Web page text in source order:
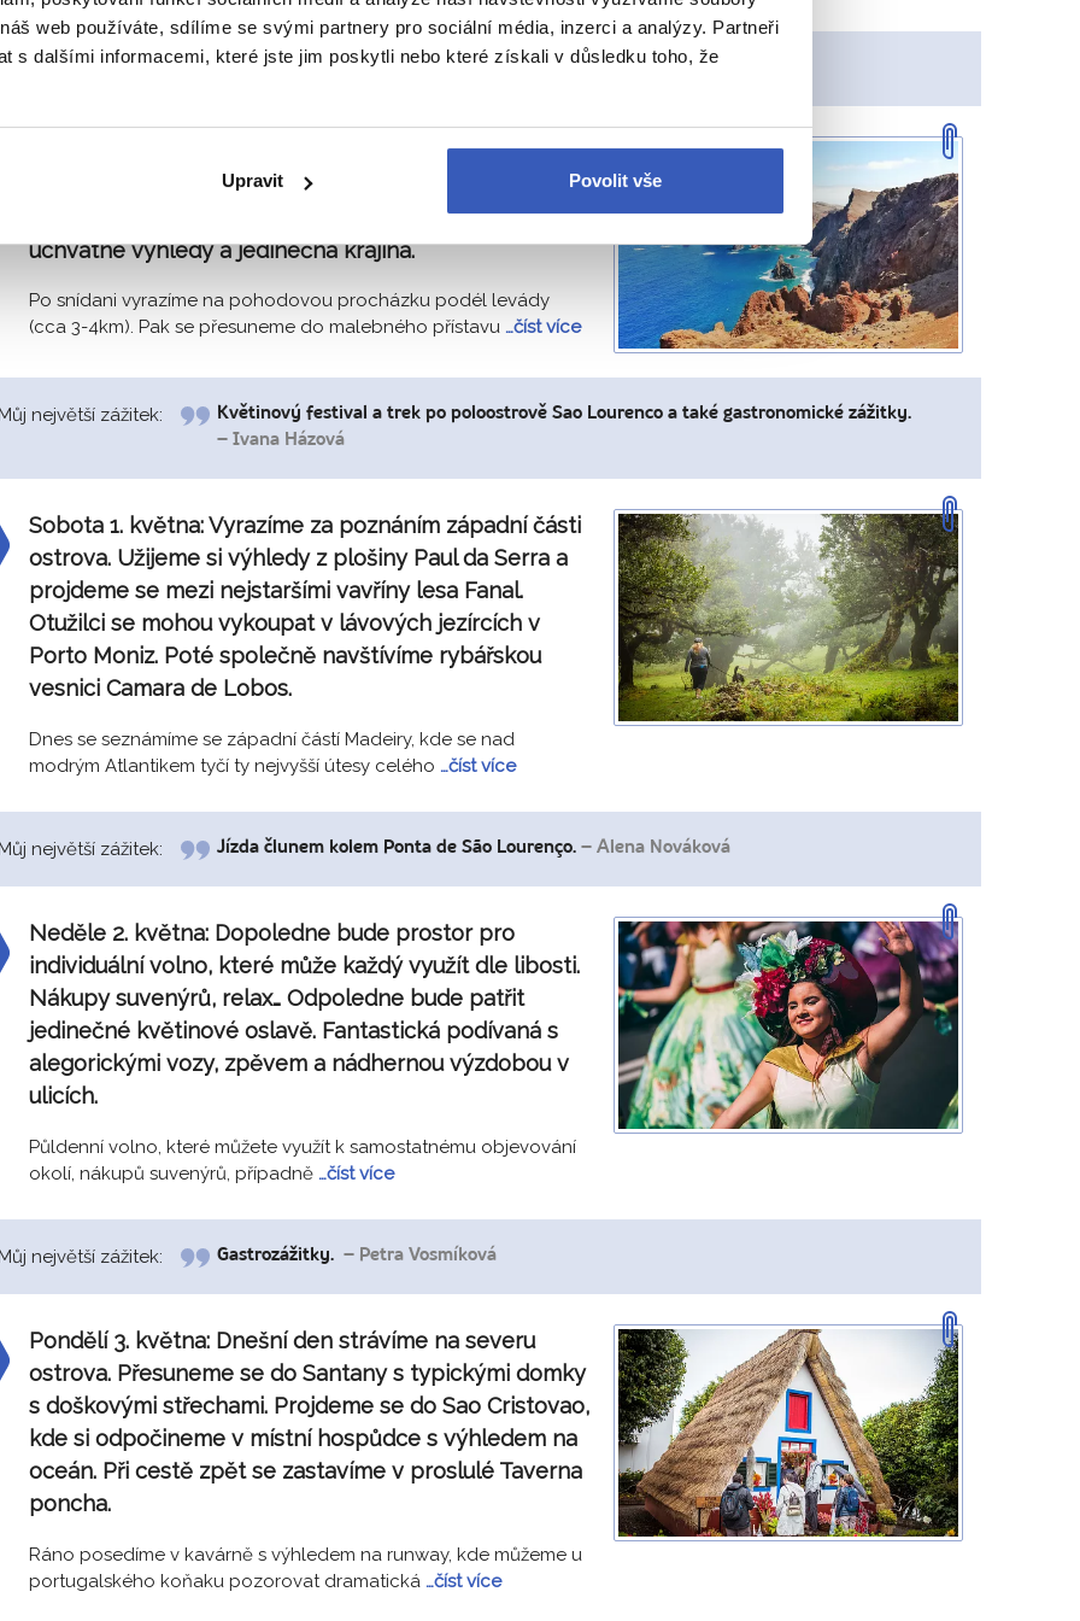
web používáte, sdílíme se svými partnery pro sociální média, inzerci a analýzy. Partneři
s dalšími informacemi, které jste jim poskytli nebo které získali v důsledku toho, že
Upravit Povolit vše
největší zážitek: Každý den byl úžasný, nejvíc asi trek po útesech.– Alena Kučerová
Dnes se vydáme na příjemnou
procházku podél levády. Poté budeme pokračovat k
nejvýchodnějšímu cípu Madeiry, kde nás čekají
úchvatné výhledy a jedinečná krajina.
Po snídani vyrazíme na pohodovou procházku podél levády
(cca 3-4km). Pak se přesuneme do malebného přístavu …číst více
největší zážitek:
Květinový festival a trek po poloostrově Sao Lourenco a také gastronomické zážitky.
– Ivana Házová
Sobota 1. května:Vyrazíme za poznáním západní části
ostrova. Užijeme si výhledy z plošiny Paul da Serra a
projdeme se mezi nejstaršími vavříny lesa Fanal.
Otužilci se mohou vykoupat v lávových jezírcích v
Porto Moniz. Poté společně navštívíme rybářskou
vesnici Camara de Lobos.
Dnes se seznámíme se západní částí Madeiry, kde se nad
modrým Atlantikem tyčí ty nejvyšší útesy celého …číst více
největší zážitek: Jízda člunem kolem Ponta de São Lourenço. – Alena Nováková
Neděle 2. května: Dopoledne bude prostor pro
individuální volno, které může každý využít dle libosti.
Nákupy suvenýrů, relax… Odpoledne bude patřit
jedinečné květinové oslavě. Fantastická podívaná s
alegorickými vozy, zpěvem a nádhernou výzdobou v
ulicích.
Půldenní volno, které můžete využít k samostatnému objevování
okolí, nákupů suvenýrů, případně …číst více
největší zážitek: Gastrozážitky. – Petra Vosmíková
Pondělí 3. května: Dnešní den strávíme na severu
ostrova. Přesuneme se do Santany s typickými domky
s doškovými střechami. Projdeme se do Sao Cristovao,
kde si odpočineme v místní hospůdce s výhledem na
oceán. Při cestě zpět se zastavíme v proslulé Taverna
poncha.
Ráno posedíme v kavárně s výhledem na runway, kde můžeme u
portugalského koňaku pozorovat dramatická …číst více